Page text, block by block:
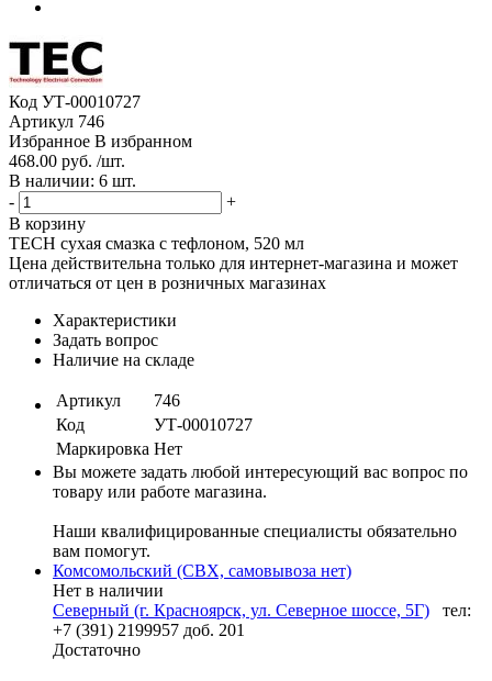
Код УТ-00010727
Артикул 746
Избранное В избранном
468.00 руб. /шт.
В наличии: 6 шт.
-
+
В корзину
TECH сухая смазка с тефлоном, 520 мл
Цена действительна только для интернет-магазина и может
отличаться от цен в розничных магазинах
Характеристики
Задать вопрос
Наличие на складе
Артикул
746
Код
УТ-00010727
Маркировка Нет
Вы можете задать любой интересующий вас вопрос по
товару или работе магазина.
Наши квалифицированные специалисты обязательно
вам помогут.
Комсомольский (СВХ, самовывоза нет)
Нет в наличии
Северный (г. Красноярск, ул. Северное шоссе, 5Г)
тел:
+7 (391) 2199957 доб. 201
Достаточно